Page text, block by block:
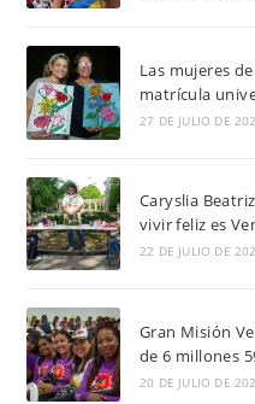
Las mujeres
matrícula
27 DE JULIO DE
Caryslia
vivir feliz es
22 DE JULIO DE
Gran Misión
de 6 millones
20 DE JULIO DE